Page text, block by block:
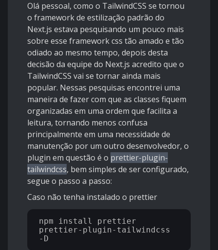
Olá pessoal, como o TailwindCSS se tornou
o framework de estilização padrão do
Next.js estava pesquisando um pouco mais
sobre esse framework css tão amado e tão
odiado ao mesmo tempo, depois desta
decisão da equipe do Next.js acredito que o
TailwindCSS vai se tornar ainda mais
popular. Nessas pesquisas encontrei uma
maneira de fazer com que as classes fiquem
organizadas em uma ordem que facilita a
leitura, tornando menos confusa
principalmente em uma necessidade de
manutenção por um outro desenvolvedor, o
plugin em questão é o prettier-plugin-
tailwindcss, bem simples de ser configurado,
segue o passo a passo:
Caso não tenha instalado o prettier
npm install prettier
prettier-plugin-tailwindcss